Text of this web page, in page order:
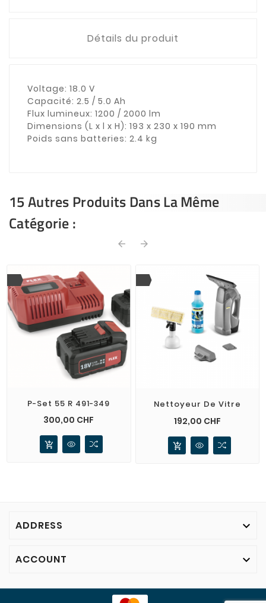
Détails du produit
Voltage: 18.0 V
Capacité: 2.5 / 5.0 Ah
Flux lumineux: 1200 / 2000 lm
Dimensions (L x l x H): 193 x 230 x 190 mm
Poids sans batteries: 2.4 kg
15 Autres Produits Dans La Même
Catégorie :
arrow_back arrow_forward
P-Set 55 R 491-349
300,00 CHF
add_shopping_cart
Nettoyeur De Vitre
192,00 CHFPrix
add_shopping_cart
ADDRESS 
ACCOUNT 